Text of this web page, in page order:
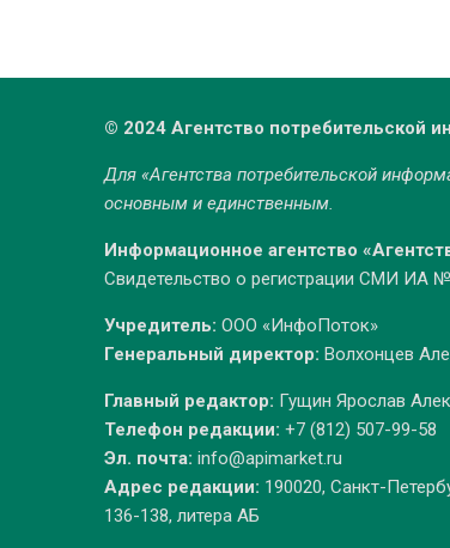
© 2024 Агентство потребительской
Для «Агентства потребительской
основным и единственным.
Информационное агентство
Свидетельство о регистрации СМИ ИА
Учредитель: ООО «ИнфоПоток»
Генеральный директор: Волхонцев
Главный редактор: Гущин Ярослав
Телефон редакции: +7 (812) 507-99-58
Эл. почта: info@apimarket.ru
Адрес редакции: 190020, Санкт-
136-138, литера АБ